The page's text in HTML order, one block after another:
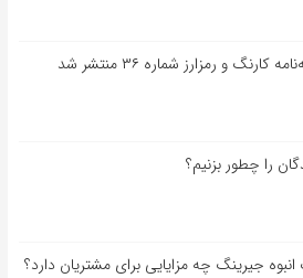
را چطور بزنیم؟
جیرینگ چه مزایایی برای مشتریان دارد؟